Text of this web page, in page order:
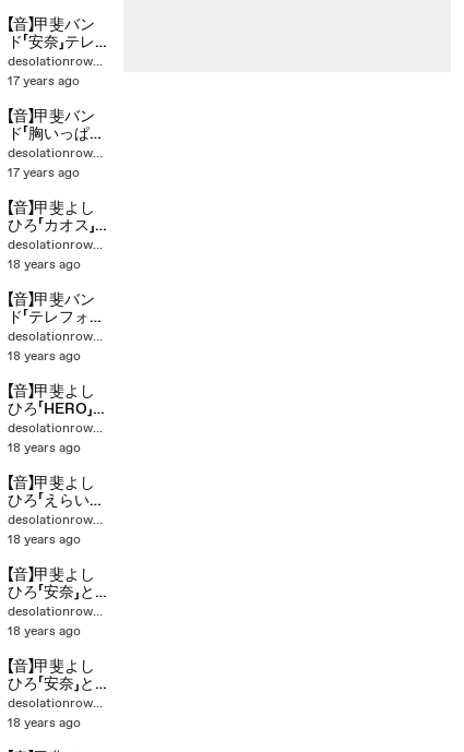
【音】甲斐バン
ド「安奈」テレ
ビ
desolationrow555
17 years ago
【音】甲斐バン
ド「胸いっぱい
の愛」
desolationrow555
17 years ago
【音】甲斐よし
ひろ「カオス」
1998
desolationrow555
18 years ago
【音】甲斐バン
ド「テレフォン
ノイローゼ」desolationrow555
18 years ago
【音】甲斐よし
ひろ「HERO」ス
マスマ音楽祭desolationrow555
18 years ago
【音】甲斐よし
ひろ「えらい人
ＧＰ」
desolationrow555
18 years ago
【音】甲斐よし
ひろ「安奈」と
くダネ2
desolationrow555
18 years ago
【音】甲斐よし
ひろ「安奈」と
くダネ1
desolationrow555
18 years ago